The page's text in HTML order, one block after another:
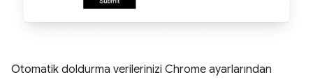
Otomatik doldurma verilerinizi Chrome ayarlarından